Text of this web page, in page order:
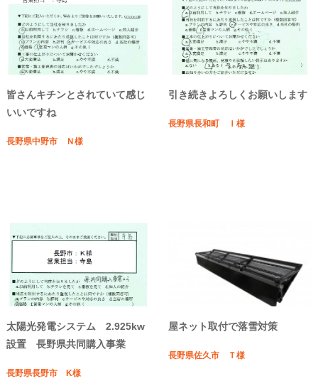
皆さんキチンとされていて感じ
いいですね
長野県中野市 Ｎ様
引き続きよろしくお願いします
長野県長和町 Ｉ様
太陽光発電システム 2.925kw
設置 長野県共同購入事業
長野県長野市 K様
屋ネット取付で落雪対策
長野県佐久市 Ｔ様